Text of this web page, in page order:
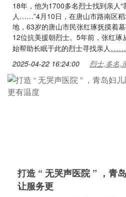
18年，他为1700多名烈士找到亲人
人……”4月10日，在唐山市路南区
地，63岁的唐山市民张红琢抚摸着
12位抗美援朝烈士。5年前，张红
始帮助长眠于此的烈士寻找亲人……
2025-04-22 16:24:00 烈士,多名,
打造 “ 无哭声医院 ” ，青
让服务更